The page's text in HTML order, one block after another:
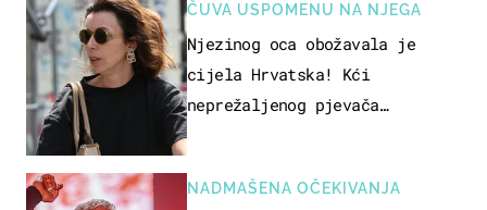
ČUVA USPOMENU NA NJEGA
Njezinog oca obožavala je
cijela Hrvatska! Kći
neprežaljenog pjevača
NADMAŠENA OČEKIVANJA